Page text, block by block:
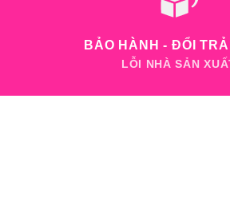
BẢO HÀNH - ĐỔI
LỖI NHÀ SẢN